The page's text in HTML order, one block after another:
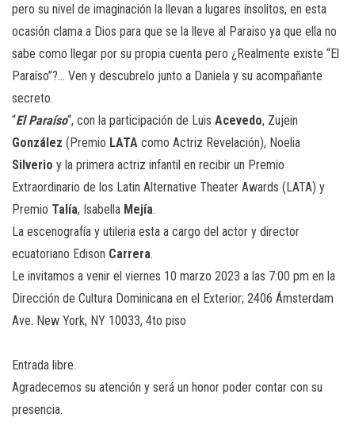
pero su nivel de imaginación la llevan a lugares insolitos, en esta
ocasión clama a Dios para que se la lleve al Paraiso ya que ella no
sabe como llegar por su propia cuenta pero ¿Realmente existe “El
Paraíso”?… Ven y descubrelo junto a Daniela y su acompañante
secreto.
“El Paraíso“, con la participación de Luis Acevedo, Zujein
González (Premio LATA como Actriz Revelación), Noelia
Silverio y la primera actriz infantil en recibir un Premio
Extraordinario de los Latin Alternative Theater Awards (LATA) y
Premio Talía, Isabella Mejía.
La escenografía y utileria esta a cargo del actor y director
ecuatoriano Edison Carrera.
Le invitamos a venir el viernes 10 marzo 2023 a las 7:00 pm en la
Dirección de Cultura Dominicana en el Exterior; 2406 Ámsterdam
Ave. New York, NY 10033, 4to piso
Entrada libre.
Agradecemos su atención y será un honor poder contar con su
presencia.